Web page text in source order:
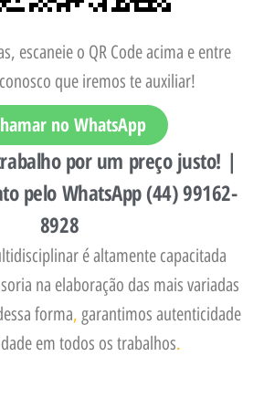
escaneie o QR Code acima e entre
que iremos te auxiliar!
no WhatsApp
por um preço justo! |
pelo WhatsApp (44) 99162-
8928
é altamente capacitada
na elaboração das mais variadas
forma, garantimos autenticidade
em todos os trabalhos.